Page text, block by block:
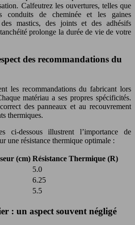
Calfeutrez les ouvertures, telles que
conduits de cheminée et les gaines
mastics, des joints et des adhésifs
prolonge la durée de vie de votre
des recommandations du
les recommandations du fabricant lors
matériau a ses propres spécificités.
des panneaux et au recouvrement
thermiques.
ci-dessous illustrent l’importance de
une résistance thermique optimale :
(cm) Résistance Thermique (R)
5.0
6.25
5.5
: un aspect souvent négligé